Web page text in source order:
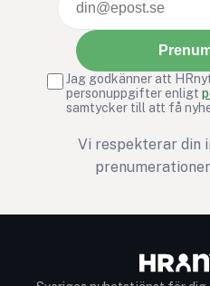
Jag godkänner att
personuppgifter enligt
samtycker till att få
Vi respekterar din